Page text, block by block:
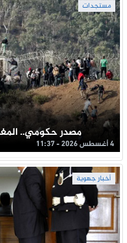
مستجدات
مصدر حكومي..
4 أغسطس 2026 - 11:37
أخبار جهوية